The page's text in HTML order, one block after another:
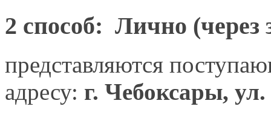
2 способ: Лично (через
представляются
адресу: г. Чебоксары,